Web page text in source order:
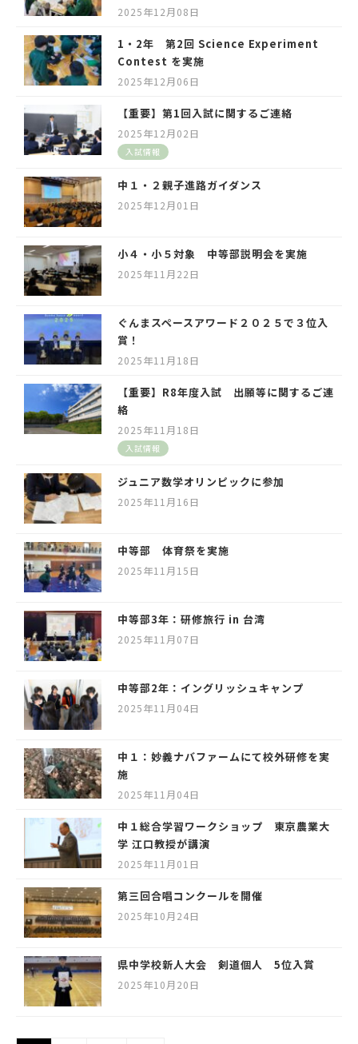
2025年12月08日
1・2年 第2回 Science Experiment
Contest を実施
2025年12月06日
【重要】第1回入試に関するご連絡
2025年12月02日
入試情報
中１・２親子進路ガイダンス
2025年12月01日
小４・小５対象 中等部説明会を実施
2025年11月22日
ぐんまスペースアワード２０２５で３位入
賞！
2025年11月18日
【重要】R8年度入試 出願等に関するご連
絡
2025年11月18日
入試情報
ジュニア数学オリンピックに参加
2025年11月16日
中等部 体育祭を実施
2025年11月15日
中等部3年：研修旅行 in 台湾
2025年11月07日
中等部2年：イングリッシュキャンプ
2025年11月04日
中１：妙義ナバファームにて校外研修を実
施
2025年11月04日
中１総合学習ワークショップ 東京農業大
学 江口教授が講演
2025年11月01日
第三回合唱コンクールを開催
2025年10月24日
県中学校新人大会 剣道個人 5位入賞
2025年10月20日